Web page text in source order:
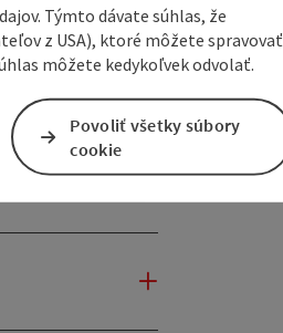
Týmto dávate súhlas, že
z USA), ktoré môžete spravovať
môžete kedykoľvek odvolať.
Povoliť všetky súbory
cookie